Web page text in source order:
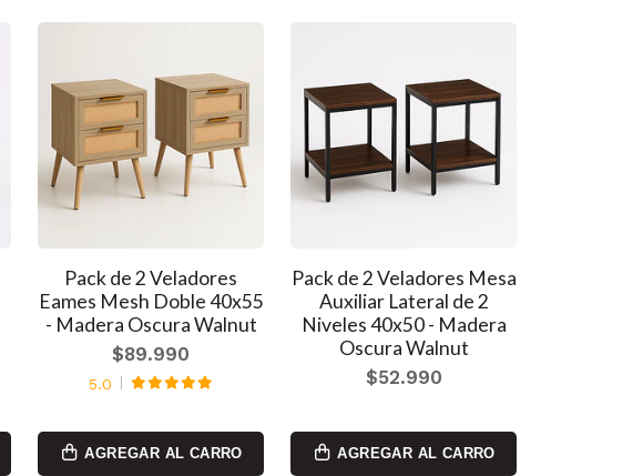
Pack de 2 Veladores
Eames Mesh Doble 40x55
- Madera Oscura Walnut
$89.990
5.0
AGREGAR AL CARRO
Pack de 2 Veladores Mesa
Auxiliar Lateral de 2
Niveles 40x50 - Madera
Oscura Walnut
$52.990
AGREGAR AL CARRO